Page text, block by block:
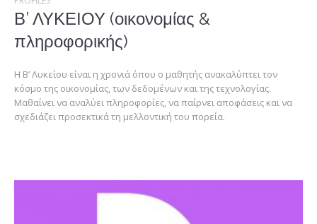
Β’ ΛΥΚΕΙΟΥ (οικονομίας &
πληροφορικής)
Η Β’ Λυκείου είναι η χρονιά όπου ο μαθητής ανακαλύπτει τον
κόσμο της οικονομίας, των δεδομένων και της τεχνολογίας.
Μαθαίνει να αναλύει πληροφορίες, να παίρνει αποφάσεις και να
σχεδιάζει προσεκτικά τη μελλοντική του πορεία.